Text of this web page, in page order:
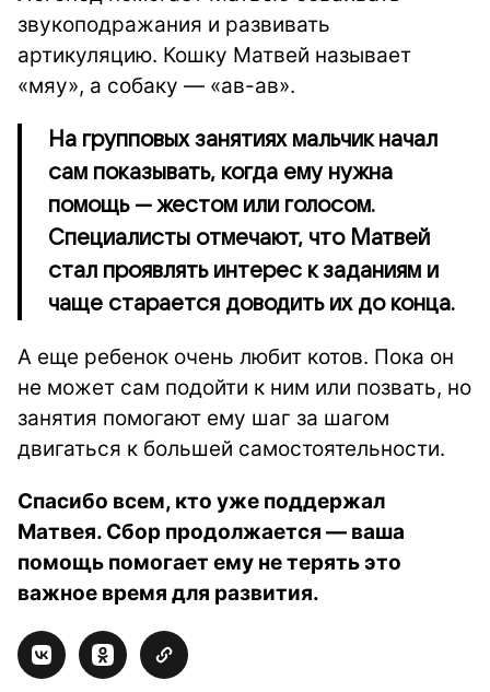
звукоподражания и развивать
артикуляцию. Кошку Матвей называет
«мяу», а собаку — «ав-ав».
На групповых занятиях мальчик начал
сам показывать, когда ему нужна
помощь — жестом или голосом.
Специалисты отмечают, что Матвей
стал проявлять интерес к заданиям и
чаще старается доводить их до конца.
А еще ребенок очень любит котов. Пока он
не может сам подойти к ним или позвать, но
занятия помогают ему шаг за шагом
двигаться к большей самостоятельности.
Спасибо всем, кто уже поддержал
Матвея. Сбор продолжается — ваша
помощь помогает ему не терять это
важное время для развития.